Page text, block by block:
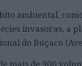
ambiental,
invasoras, a
do Buçaco